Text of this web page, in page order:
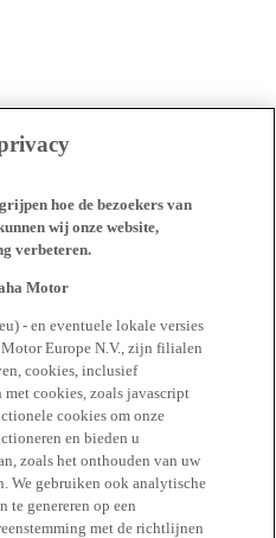
hoe de bezoekers van
wij onze website,
verbeteren.
Motor
- en eventuele lokale versies
Motor Europe N.V., zijn filialen
cookies, inclusief
cookies, zoals javascript
cookies om onze
en bieden u
zoals het onthouden van uw
We gebruiken ook analytische
te genereren op een
met de richtlijnen